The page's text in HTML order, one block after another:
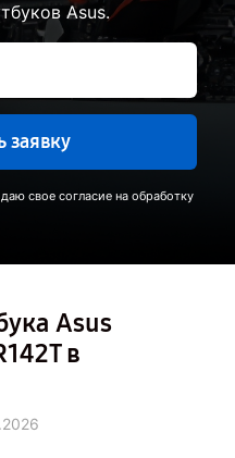
Asus.
заявку
свое согласие на обработку
Asus
в